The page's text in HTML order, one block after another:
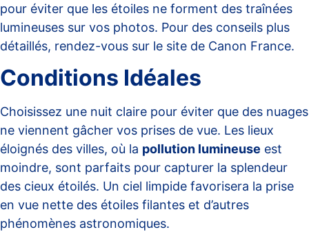
pour éviter que les étoiles ne forment des traînées
lumineuses sur vos photos. Pour des conseils plus
détaillés, rendez-vous sur le site de Canon France.
Conditions Idéales
Choisissez une nuit claire pour éviter que des nuages
ne viennent gâcher vos prises de vue. Les lieux
éloignés des villes, où la pollution lumineuse est
moindre, sont parfaits pour capturer la splendeur
des cieux étoilés. Un ciel limpide favorisera la prise
en vue nette des étoiles filantes et d’autres
phénomènes astronomiques.